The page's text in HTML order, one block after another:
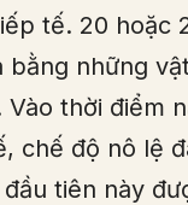
tế. 20 hoặc
bằng những
thời điểm
chế độ nô lệ
tiên này